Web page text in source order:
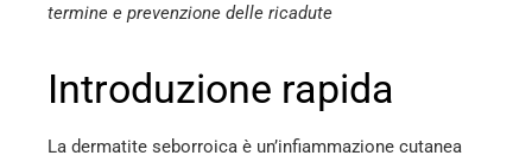
termine e prevenzione delle ricadute
Introduzione rapida
La dermatite seborroica è un’infiammazione cutanea